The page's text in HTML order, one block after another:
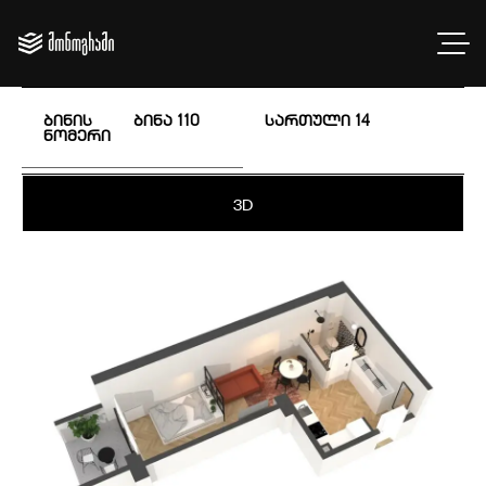
ბინის
ნომერი
ბინა 110 სართული 14
3D